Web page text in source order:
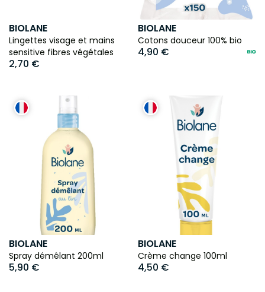
BIOLANE
Lingettes visage et mains
sensitive fibres végétales
2,70 €
BIOLANE
Cotons douceur 100% bio
4,90 €
BIOLANE
Spray démêlant 200ml
5,90 €
BIOLANE
Crème change 100ml
4,50 €